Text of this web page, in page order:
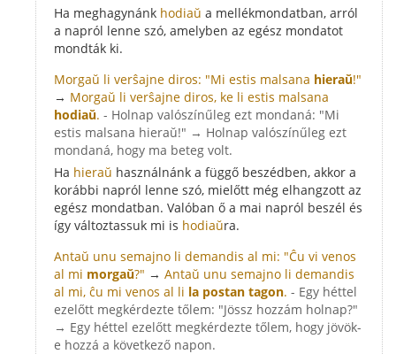
Ha meghagynánk hodiaŭ a mellékmondatban, arról
a napról lenne szó, amelyben az egész mondatot
mondták ki.
Morgaŭ li verŝajne diros: "Mi estis malsana hieraŭ!"
→ Morgaŭ li verŝajne diros, ke li estis malsana
hodiaŭ. - Holnap valószínűleg ezt mondaná: "Mi
estis malsana hieraŭ!" → Holnap valószínűleg ezt
mondaná, hogy ma beteg volt.
Ha hieraŭ használnánk a függő beszédben, akkor a
korábbi napról lenne szó, mielőtt még elhangzott az
egész mondatban. Valóban ő a mai napról beszél és
így változtassuk mi is hodiaŭra.
Antaŭ unu semajno li demandis al mi: "Ĉu vi venos
al mi morgaŭ?" → Antaŭ unu semajno li demandis
al mi, ĉu mi venos al li la postan tagon. - Egy héttel
ezelőtt megkérdezte tőlem: "Jössz hozzám holnap?"
→ Egy héttel ezelőtt megkérdezte tőlem, hogy jövök-
e hozzá a következő napon.